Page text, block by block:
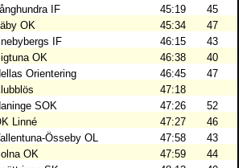
IF 45:19
45
OK 45:34
47
IF 46:15
43
OK 46:38
40
Orientering 46:45
47
47:18
SOK 47:26
52
Linné 47:27
46
Össeby OL 47:58
43
OK 47:59
44